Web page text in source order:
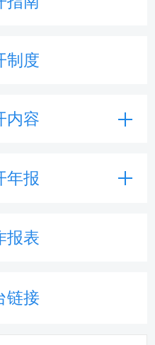
制度
内容
年报
报表
链接